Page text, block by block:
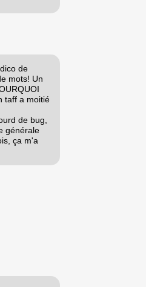
de
mots! Un
taff a moitié
de bug,
générale
ça m'a